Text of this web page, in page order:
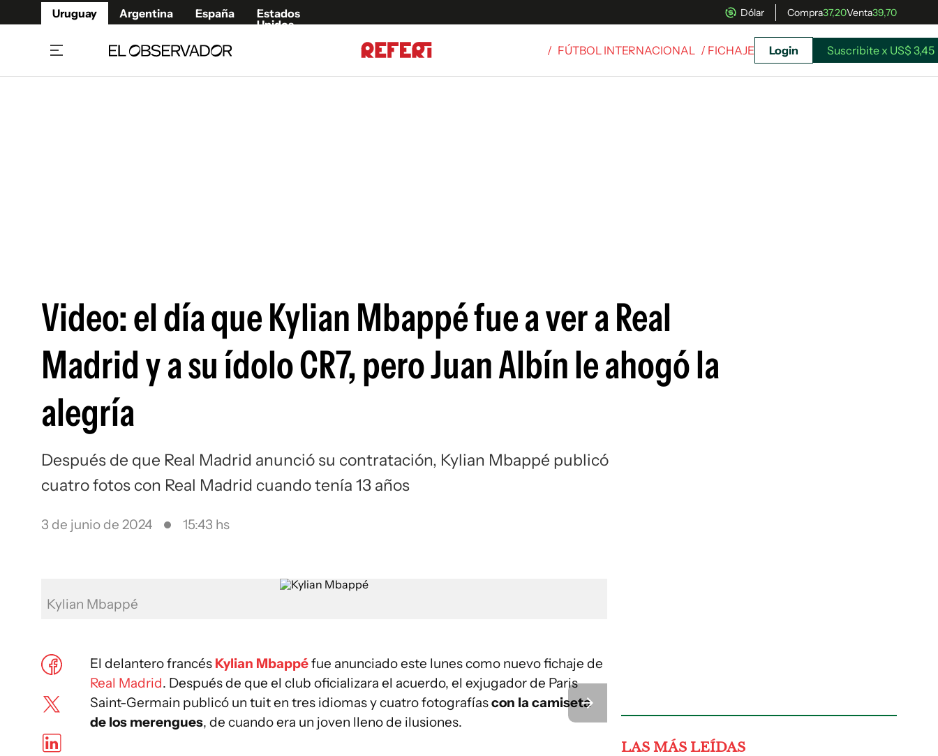
Uruguay Argentina España
Estados
Unidos
Dólar Compra37,20Venta39,70
Siguenos en:
/ FÚTBOL INTERNACIONAL / FICHAJE Login Suscribite x US$ 3,45
Video: el día que Kylian Mbappé fue a ver a Real
Madrid y a su ídolo CR7, pero Juan Albín le ahogó la
alegría
Después de que Real Madrid anunció su contratación, Kylian Mbappé publicó
cuatro fotos con Real Madrid cuando tenía 13 años
3 de junio de 2024 15:43 hs
Kylian Mbappé
El delantero francés Kylian Mbappéfue anunciado este lunes como nuevo fichaje de
Real Madrid. Después de que el club oficializara el acuerdo, el exjugador de Paris
Saint-Germain publicó un tuit en tres idiomas y cuatro fotografíascon la camiseta
de los merengues, de cuando era un joven lleno de ilusiones.
LAS MÁS LEÍDAS